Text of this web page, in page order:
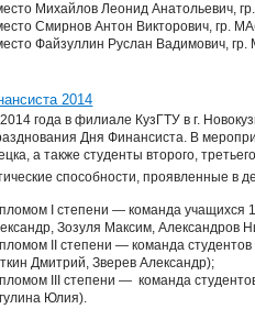
Михайлов Леонид Анатольевич,
Смирнов Антон Викторович, гр.
Файзуллин Руслан Вадимович, гр.
2014
года в филиале КузГТУ в г.
Дня Финансиста. В
а также студенты второго,
способности, проявленные в
I степени — команда учащихся
Зозуля Максим, Александров
II степени — команда
Дмитрий, Зверев Александр);
III степени — команда
Юлия).